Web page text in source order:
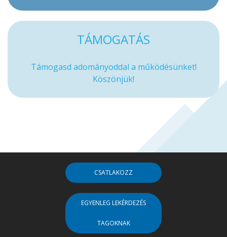
TÁMOGATÁS
Támogasd adományoddal a működésünket!
Köszönjük!
CSATLAKOZZ
EGYENLEG LEKÉRDEZÉS
TAGOKNAK